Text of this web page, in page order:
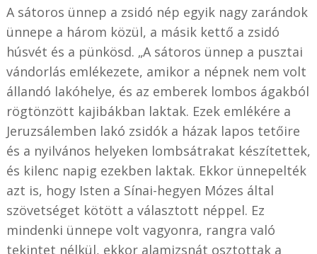
A sátoros ünnep a zsidó nép egyik nagy zarándok
ünnepe a három közül, a másik kettő a zsidó
húsvét és a pünkösd. „A sátoros ünnep a pusztai
vándorlás emlékezete, amikor a népnek nem volt
állandó lakóhelye, és az emberek lombos ágakból
rögtönzött kajibákban laktak. Ezek emlékére a
Jeruzsálemben lakó zsidók a házak lapos tetőire
és a nyilvános helyeken lombsátrakat készítettek,
és kilenc napig ezekben laktak. Ekkor ünnepelték
azt is, hogy Isten a Sínai-hegyen Mózes által
szövetséget kötött a választott néppel. Ez
mindenki ünnepe volt vagyonra, rangra való
tekintet nélkül, ekkor alamizsnát osztottak a